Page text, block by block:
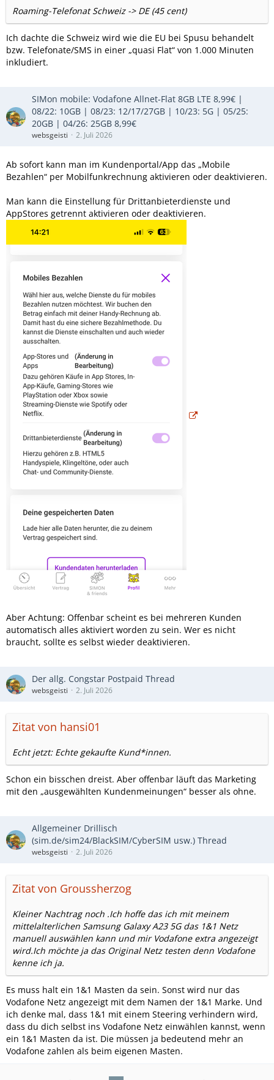
Roaming-Telefonat Schweiz -> DE (45 cent)
Ich dachte die Schweiz wird wie die EU bei Spusu behandelt
bzw. Telefonate/SMS in einer „quasi Flat“ von 1.000 Minuten
inkludiert.
SIMon mobile: Vodafone Allnet-Flat 8GB LTE 8,99€ |
08/22: 10GB | 08/23: 12/17/27GB | 10/23: 5G | 05/25:
20GB | 04/26: 25GB 8,99€
websgeisti 2. Juli 2026
Ab sofort kann man im Kundenportal/App das „Mobile
Bezahlen“ per Mobilfunkrechnung aktivieren oder deaktivieren.
Man kann die Einstellung für Drittanbieterdienste und
AppStores getrennt aktivieren oder deaktivieren.
Aber Achtung: Offenbar scheint es bei mehreren Kunden
automatisch alles aktiviert worden zu sein. Wer es nicht
braucht, sollte es selbst wieder deaktivieren.
Der allg. Congstar Postpaid Thread
websgeisti 2. Juli 2026
Zitat von hansi01
Echt jetzt: Echte gekaufte Kund*innen.
Schon ein bisschen dreist. Aber offenbar läuft das Marketing
mit den „ausgewählten Kundenmeinungen“ besser als ohne.
Allgemeiner Drillisch
(sim.de/sim24/BlackSIM/CyberSIM usw.) Thread
websgeisti 2. Juli 2026
Zitat von Groussherzog
Kleiner Nachtrag noch .Ich hoffe das ich mit meinem
mittelalterlichen Samsung Galaxy A23 5G das 1&1 Netz
manuell auswählen kann und mir Vodafone extra angezeigt
wird.Ich möchte ja das Original Netz testen denn Vodafone
kenne ich ja.
Es muss halt ein 1&1 Masten da sein. Sonst wird nur das
Vodafone Netz angezeigt mit dem Namen der 1&1 Marke. Und
ich denke mal, dass 1&1 mit einem Steering verhindern wird,
dass du dich selbst ins Vodafone Netz einwählen kannst, wenn
ein 1&1 Masten da ist. Die müssen ja bedeutend mehr an
Vodafone zahlen als beim eigenen Masten.